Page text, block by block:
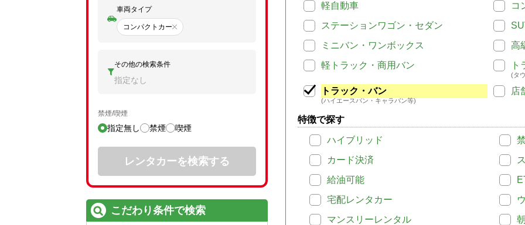
軽自動車
コ
ステーションワゴン・セダン
ミニバン・ワンボックス
高
軽トラック・商用バン
ト
(タ
トラック・バン
(ハイエースバン・キャラバン等)
店
特徴で探す
ハイブリッド
カード決済
給油可能
宅配レンタカー
マンスリーレンタル
車両タイプ
コンパクトカー
その他の検索条件
指定なし
禁煙/喫煙
指定無し 禁煙 喫煙
レンタカーを検索する
こだわり条件で検索